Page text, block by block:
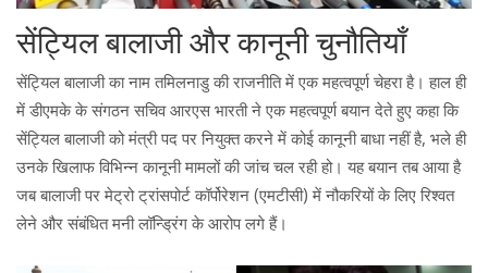
सेंट्यिल बालाजी और कानूनी चुनौतियाँ
सेंट्यिल बालाजी का नाम तमिलनाडु की राजनीति में एक महत्वपूर्ण चेहरा है। हाल ही
में डीएमके के संगठन सचिव आरएस भारती ने एक महत्वपूर्ण बयान देते हुए कहा कि
सेंट्यिल बालाजी को मंत्री पद पर नियुक्त करने में कोई कानूनी बाधा नहीं है, भले ही
उनके खिलाफ विभिन्न कानूनी मामलों की जांच चल रही हो। यह बयान तब आया है
जब बालाजी पर मेट्रो ट्रांसपोर्ट कॉर्पोरेशन (एमटीसी) में नौकरियों के लिए रिश्वत
लेने और संबंधित मनी लॉन्ड्रिंग के आरोप लगे हैं।